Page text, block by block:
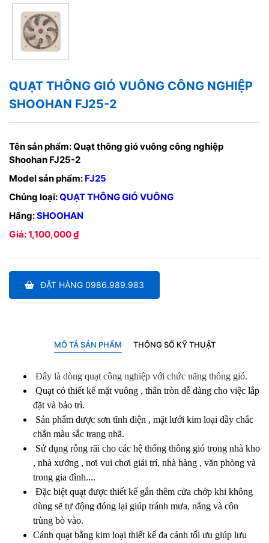
QUẠT THÔNG GIÓ VUÔNG CÔNG NGHIỆP
SHOOHAN FJ25-2
Tên sản phẩm:Quạt thông gió vuông công nghiệp
Shoohan FJ25-2
Model sản phẩm: FJ25
Chủng loại:QUẠT THÔNG GIÓ VUÔNG
Hãng:SHOOHAN
Giá: 1,100,000 ₫
ĐẶT HÀNG 0986.989.983
MÔ TẢ SẢN PHẨM THÔNG SỐ KỸ THUẬT
Đây là dòng quạt công nghiệp với chức năng thông gió.
Quạt có thiết kế mặt vuông , thân tròn dễ dàng cho việc lắp
đặt và bảo trì.
Sản phẩm được sơn tĩnh điện , mặt lưới kim loại dầy chắc
chắn màu sắc trang nhã.
Sử dụng rỗng rãi cho các hệ thống thông gió trong nhà kho
, nhà xưởng , nơi vui chơi giải trí, nhà hàng , văn phòng và
trong gia đình....
Đặc biệt quạt được thiết kế gắn thêm cửa chớp khi không
dùng sẽ tự động đóng lại giúp tránh mưa, nắng và côn
trùng bò vào.
Cánh quạt bằng kim loại thiết kế đa cánh tối ưu giúp lưu